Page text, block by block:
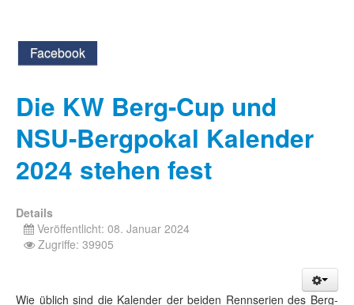
Facebook
Die KW Berg-Cup und
NSU-Bergpokal Kalender
2024 stehen fest
Details
Veröffentlicht: 08. Januar 2024
Zugriffe: 39905
Wie üblich sind die Kalender der beiden Rennserien des Berg-